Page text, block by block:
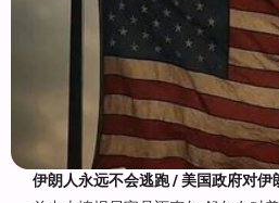
伊朗人永远不会逃跑 / 美国政府对